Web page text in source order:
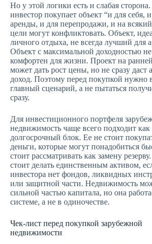
Но у этой логики есть и слабая
инвестор покупает объект “и для себя,
аренды, и для перепродажи, и на
цели могут конфликтовать. Объект,
личного отдыха, не всегда лучший для
Объект с максимальной доходностью не
комфортен для жизни. Проект на
может дать рост цены, но не сразу даст
доход. Поэтому перед покупкой нужно
главный сценарий, а не пытаться
сразу.
Для инвестиционного портфеля
недвижимость чаще всего подходит
долгосрочный блок. Ее не стоит
деньги, которые могут понадобиться
стоит рассматривать как замену
стоит делать единственным активом,
инвестора нет фондов, ликвидных
или защитной части. Недвижимость
сильной частью капитала, но она
системе, а не в одиночестве.
Чек-лист перед покупкой зарубежной
недвижимости